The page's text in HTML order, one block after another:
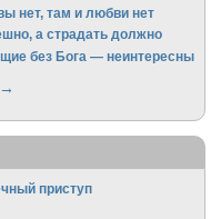
нет, там и любви нет
а страдать должно
без Бога — неинтересны
→
приступ